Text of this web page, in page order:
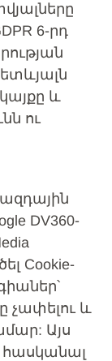
6-րդ
և
ու
DV360-
Cookie-
չափելու և
Այս
հասկանալ